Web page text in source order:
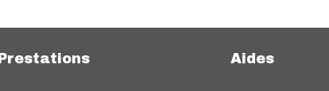
Prestations Aides